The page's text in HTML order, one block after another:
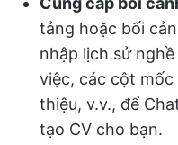
tảng hoặc bối
nhập lịch sử
việc, các cột
thiệu, v.v., để
tạo CV cho bạn.